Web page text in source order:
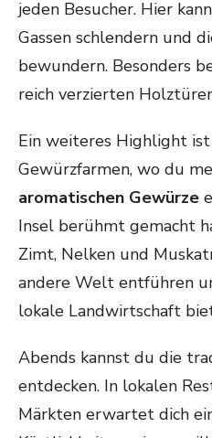
jeden Besucher. Hier
Gassen schlendern und
bewundern. Besonders
reich verzierten
Ein weiteres Highlight
Gewürzfarmen, wo du
aromatischen Gewürze
Insel berühmt gemacht
Zimt, Nelken und
andere Welt entführen
lokale Landwirtschaft
Abends kannst du die
entdecken. In lokalen
Märkten erwartet dich